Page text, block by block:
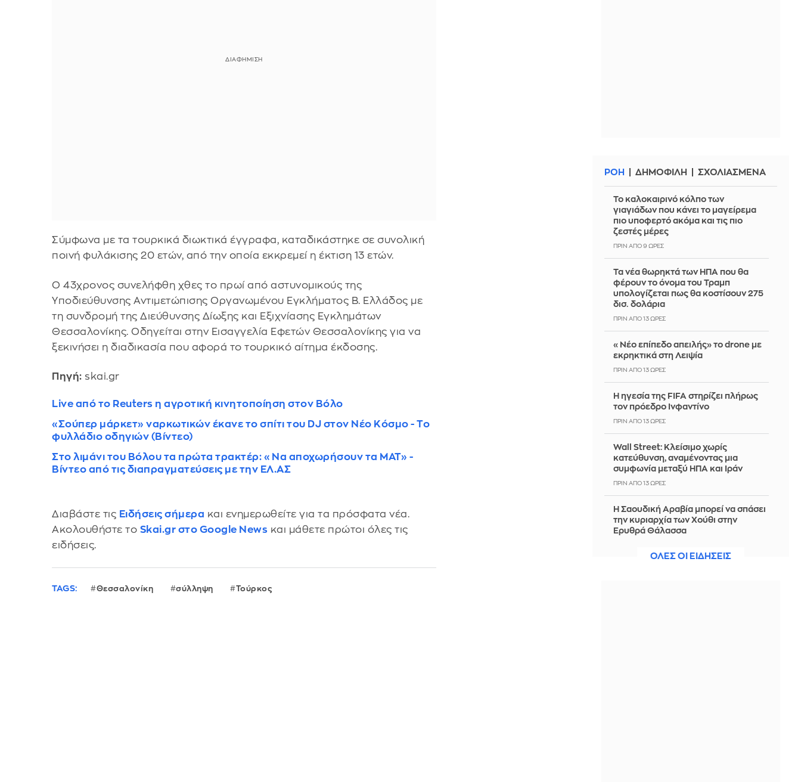
Σύμφωνα με τα τουρκικά διωκτικά έγγραφα, καταδικάστηκε σε συνολική
ποινή φυλάκισης 20 ετών, από την οποία εκκρεμεί η έκτιση 13 ετών.
Ο 43χρονος συνελήφθη χθες το πρωί από αστυνομικούς της
Υποδιεύθυνσης Αντιμετώπισης Οργανωμένου Εγκλήματος Β. Ελλάδος με
τη συνδρομή της Διεύθυνσης Δίωξης και Εξιχνίασης Εγκλημάτων
Θεσσαλονίκης. Οδηγείται στην Εισαγγελία Εφετών Θεσσαλονίκης για να
ξεκινήσει η διαδικασία που αφορά το τουρκικό αίτημα έκδοσης.
Πηγή: skai.gr
Live από το Reuters η αγροτική κινητοποίηση στον Βόλο
«Σούπερ μάρκετ» ναρκωτικών έκανε το σπίτι του DJ στον Νέο Κόσμο - Το
φυλλάδιο οδηγιών (Βίντεο)
Στο λιμάνι του Βόλου τα πρώτα τρακτέρ: «Να αποχωρήσουν τα ΜΑΤ» -
Βίντεο από τις διαπραγματεύσεις με την ΕΛ.ΑΣ
Διαβάστε τις Ειδήσεις σήμερα και ενημερωθείτε για τα πρόσφατα νέα.
Ακολουθήστε το Skai.gr στο Google News και μάθετε πρώτοι όλες τις
ειδήσεις.
TAGS: Θεσσαλονίκη σύλληψη Τούρκος
ΡΟΗ ΔΗΜΟΦΙΛΗ ΣΧΟΛΙΑΣΜΕΝΑ
Το καλοκαιρινό κόλπο των
γιαγιάδων που κάνει το μαγείρεμα
πιο υποφερτό ακόμα και τις πιο
ζεστές μέρες
ΠΡΙΝ ΑΠΌ 9 ΏΡΕΣ
Τα νέα θωρηκτά των ΗΠΑ που θα
φέρουν το όνομα του Τραμπ
υπολογίζεται πως θα κοστίσουν 275
δισ. δολάρια
ΠΡΙΝ ΑΠΌ 13 ΏΡΕΣ
«Νέο επίπεδο απειλής» το drone με
εκρηκτικά στη Λειψία
ΠΡΙΝ ΑΠΌ 13 ΏΡΕΣ
Η ηγεσία της FIFA στηρίζει πλήρως
τον πρόεδρο Ινφαντίνο
ΠΡΙΝ ΑΠΌ 13 ΏΡΕΣ
Wall Street: Κλείσιμο χωρίς
κατεύθυνση, αναμένοντας μια
συμφωνία μεταξύ ΗΠΑ και Ιράν
ΠΡΙΝ ΑΠΌ 13 ΏΡΕΣ
Η Σαουδική Αραβία μπορεί να σπάσει
την κυριαρχία των Χούθι στην
Ερυθρά Θάλασσα
ΟΛΕΣ ΟΙ ΕΙΔΗΣΕΙΣ